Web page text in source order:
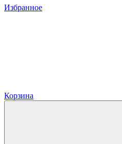
Избранное
Корзина